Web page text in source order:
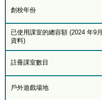
創校年份
已使用課室的總容額 (2024 年9月
資料)
註冊課室數目
戶外遊戲場地